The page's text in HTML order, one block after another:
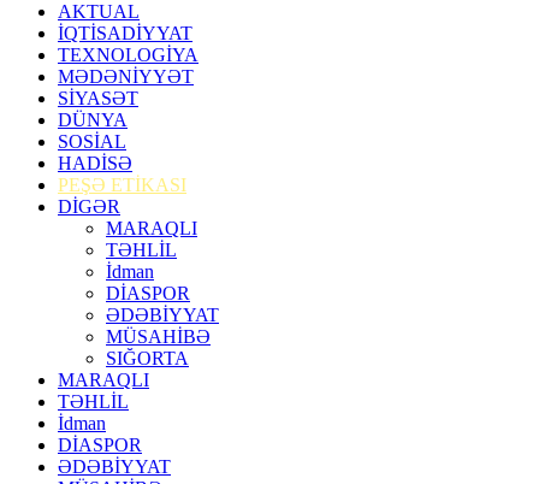
AKTUAL
İQTİSADİYYAT
TEXNOLOGİYA
MƏDƏNİYYƏT
SİYASƏT
DÜNYA
SOSİAL
HADİSƏ
PEŞƏ ETİKASI
DİGƏR
MARAQLI
TƏHLİL
İdman
DİASPOR
ƏDƏBİYYAT
MÜSAHİBƏ
SIĞORTA
MARAQLI
TƏHLİL
İdman
DİASPOR
ƏDƏBİYYAT